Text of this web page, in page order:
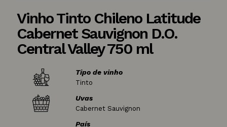
Vinho Tinto Chileno Latitude
Cabernet Sauvignon D.O.
Central Valley 750 ml
Tipo de vinho
Tinto
Uvas
Cabernet Sauvignon
País